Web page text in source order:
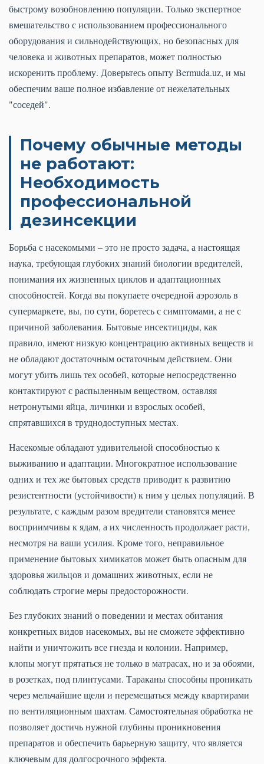
быстрому возобновлению популяции. Только экспертное
вмешательство с использованием профессионального
оборудования и сильнодействующих, но безопасных для
человека и животных препаратов, может полностью
искоренить проблему. Доверьтесь опыту Bermuda.uz, и мы
обеспечим ваше полное избавление от нежелательных
"соседей".
Почему обычные методы
не работают:
Необходимость
профессиональной
дезинсекции
Борьба с насекомыми – это не просто задача, а настоящая
наука, требующая глубоких знаний биологии вредителей,
понимания их жизненных циклов и адаптационных
способностей. Когда вы покупаете очередной аэрозоль в
супермаркете, вы, по сути, боретесь с симптомами, а не с
причиной заболевания. Бытовые инсектициды, как
правило, имеют низкую концентрацию активных веществ и
не обладают достаточным остаточным действием. Они
могут убить лишь тех особей, которые непосредственно
контактируют с распыленным веществом, оставляя
нетронутыми яйца, личинки и взрослых особей,
спрятавшихся в труднодоступных местах.
Насекомые обладают удивительной способностью к
выживанию и адаптации. Многократное использование
одних и тех же бытовых средств приводит к развитию
резистентности (устойчивости) к ним у целых популяций. В
результате, с каждым разом вредители становятся менее
восприимчивы к ядам, а их численность продолжает расти,
несмотря на ваши усилия. Кроме того, неправильное
применение бытовых химикатов может быть опасным для
здоровья жильцов и домашних животных, если не
соблюдать строгие меры предосторожности.
Без глубоких знаний о поведении и местах обитания
конкретных видов насекомых, вы не сможете эффективно
найти и уничтожить все гнезда и колонии. Например,
клопы могут прятаться не только в матрасах, но и за обоями,
в розетках, под плинтусами. Тараканы способны проникать
через мельчайшие щели и перемещаться между квартирами
по вентиляционным шахтам. Самостоятельная обработка не
позволяет достичь нужной глубины проникновения
препаратов и обеспечить барьерную защиту, что является
ключевым для долгосрочного эффекта.